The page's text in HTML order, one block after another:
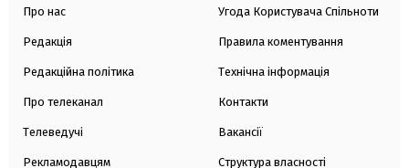
Про нас
Редакція
Редакційна політика
Про телеканал
Телеведучі
Рекламодавцям
Угода Користувача Спільноти
Правила коментування
Технічна інформація
Контакти
Вакансії
Структура власності